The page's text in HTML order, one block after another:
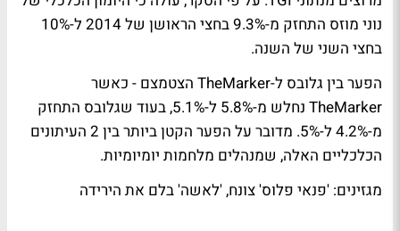
נוני מוזס התחזק מ-9.3% בחצי הראושן של 2014 ל-10%
בחצי השני של השנה.
הפער בין גלובס ל-TheMarker הצטמצם - כאשר
TheMarker נחלש מ-5.8% ל-5.1%, בעוד שגלובס התחזק
מ-4.2% ל-5%. מדובר על הפער הקטן ביותר בין 2 העיתונים
הכלכליים האלה, שמנהלים מלחמות יומיומיות.
מגזינים: 'פנאי פלוס' צונח, 'לאשה' בלם את הירידה